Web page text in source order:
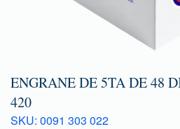
ENGRANE DE 5TA DE 48
420
SKU: 0091 303 022